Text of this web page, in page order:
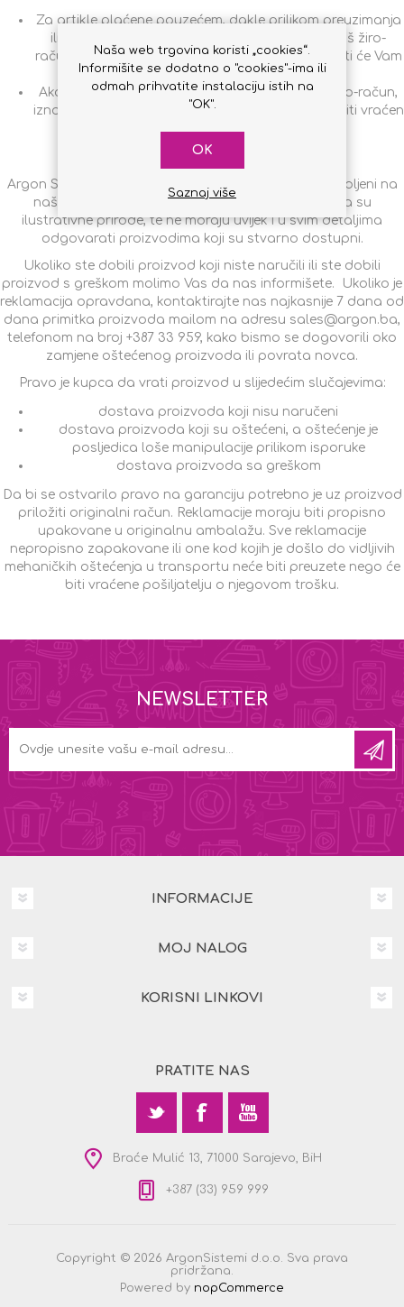
Za artikle plaćene pouzećem, dakle prilikom preuzimanja
ili za artikle plaćene općom uplatnicom na naš žiro-
račun, iznos u visini prodajne cijene proizvoda biti će Vam
vraćen na tekući račun u roku 30 dana.
Ako ste artikle platili unaprijed, virmanom na žiro-račun,
iznos u visini prodajne cijene proizvoda će Vam biti vraćen
REKLAMACIJE
Argon Sistemi d.o.o. garantuje da su svi proizvodi kupljeni na
našem web-shopu ispravni. Fotografije proizvoda su
ilustrativne prirode, te ne moraju uvijek i u svim detaljima
odgovarati proizvodima koji su stvarno dostupni.
Ukoliko ste dobili proizvod koji niste naručili ili ste dobili
proizvod s greškom molimo Vas da nas informišete. Ukoliko je
reklamacija opravdana, kontaktirajte nas najkasnije 7 dana od
dana primitka proizvoda mailom na adresu sales@argon.ba,
telefonom na broj +387 33 959, kako bismo se dogovorili oko
zamjene oštećenog proizvoda ili povrata novca.
Pravo je kupca da vrati proizvod u slijedećim slučajevima:
dostava proizvoda koji nisu naručeni
dostava proizvoda koji su oštećeni, a oštećenje je
posljedica loše manipulacije prilikom isporuke
dostava proizvoda sa greškom
Da bi se ostvarilo pravo na garanciju potrebno je uz proizvod
priložiti originalni račun. Reklamacije moraju biti propisno
upakovane u originalnu ambalažu. Sve reklamacije
nepropisno zapakovane ili one kod kojih je došlo do vidljivih
mehaničkih oštećenja u transportu neće biti preuzete nego će
biti vraćene pošiljatelju o njegovom trošku.
NEWSLETTER
INFORMACIJE
MOJ NALOG
KORISNI LINKOVI
PRATITE NAS
Braće Mulić 13, 71000 Sarajevo, BiH
+387 (33) 959 999
Copyright © 2026 ArgonSistemi d.o.o. Sva prava
pridržana.
Powered by nopCommerce
Naša web trgovina koristi „cookies“.
Informišite se dodatno o "cookies"-ima ili
odmah prihvatite instalaciju istih na
"OK".
OK
Saznaj više